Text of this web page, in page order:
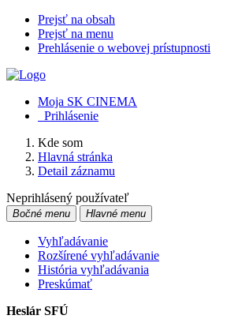
Prejsť na obsah
Prejsť na menu
Prehlásenie o webovej prístupnosti
Moja SK CINEMA
Prihlásenie
Kde som
Hlavná stránka
Detail záznamu
Neprihlásený používateľ
Bočné menu Hlavné menu
Vyhľadávanie
Rozšírené vyhľadávanie
História vyhľadávania
Preskúmať
Heslár SFÚ